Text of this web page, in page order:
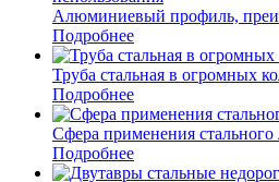
Алюминиевый профиль,
Подробнее
Труба стальная в огромных
Подробнее
Сфера применения стального
Подробнее